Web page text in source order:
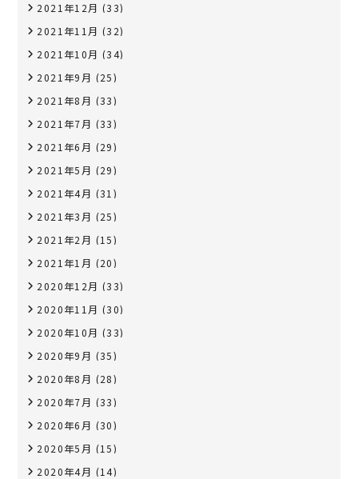
2021年12月 (33)
2021年11月 (32)
2021年10月 (34)
2021年9月 (25)
2021年8月 (33)
2021年7月 (33)
2021年6月 (29)
2021年5月 (29)
2021年4月 (31)
2021年3月 (25)
2021年2月 (15)
2021年1月 (20)
2020年12月 (33)
2020年11月 (30)
2020年10月 (33)
2020年9月 (35)
2020年8月 (28)
2020年7月 (33)
2020年6月 (30)
2020年5月 (15)
2020年4月 (14)